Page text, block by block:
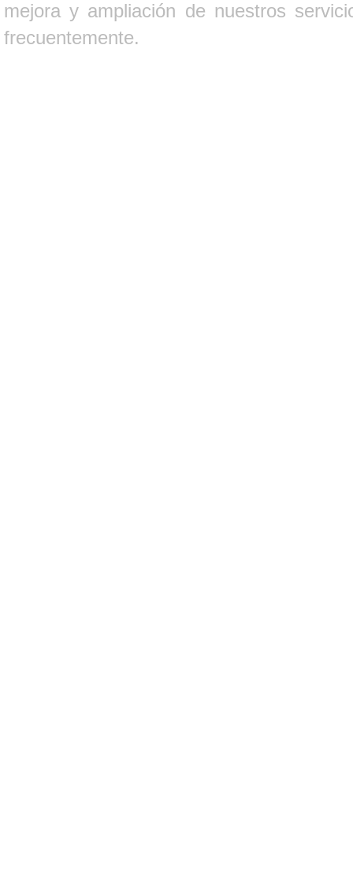
mejora y ampliación de nuestros
frecuentemente.